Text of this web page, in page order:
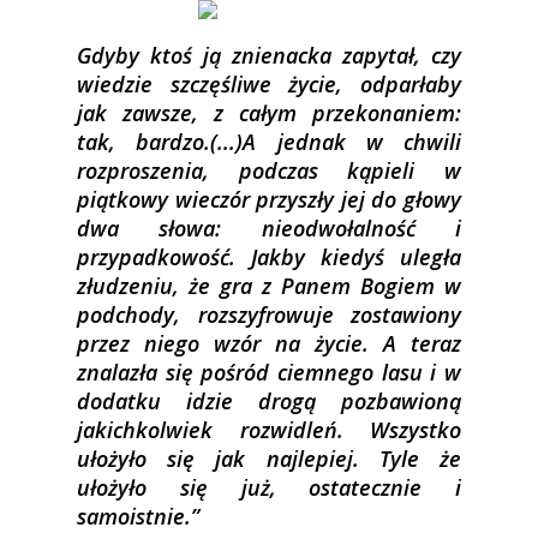
Gdyby ktoś ją znienacka zapytał, czy
wiedzie szczęśliwe życie, odparłaby
jak zawsze, z całym przekonaniem:
tak, bardzo.(...)A jednak w chwili
rozproszenia, podczas kąpieli w
piątkowy wieczór przyszły jej do głowy
dwa słowa: nieodwołalność i
przypadkowość. Jakby kiedyś uległa
złudzeniu, że gra z Panem Bogiem w
podchody, rozszyfrowuje zostawiony
przez niego wzór na życie. A teraz
znalazła się pośród ciemnego lasu i w
dodatku idzie drogą pozbawioną
jakichkolwiek rozwidleń. Wszystko
ułożyło się jak najlepiej. Tyle że
ułożyło się już, ostatecznie i
samoistnie.